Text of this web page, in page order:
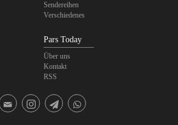
Sendereihen
Verschiedenes
Pars Today
Über uns
Kontakt
RSS